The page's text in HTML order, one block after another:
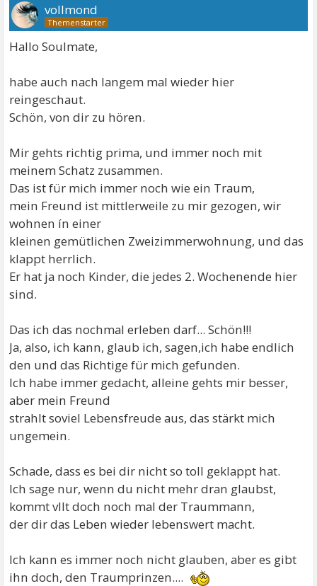
vollmond
Hallo Soulmate,
habe auch nach langem mal wieder hier
reingeschaut.
Schön, von dir zu hören.
Mir gehts richtig prima, und immer noch mit
meinem Schatz zusammen.
Das ist für mich immer noch wie ein Traum,
mein Freund ist mittlerweile zu mir gezogen, wir
wohnen ín einer
kleinen gemütlichen Zweizimmerwohnung, und das
klappt herrlich.
Er hat ja noch Kinder, die jedes 2. Wochenende hier
sind.
Das ich das nochmal erleben darf... Schön!!!
Ja, also, ich kann, glaub ich, sagen,ich habe endlich
den und das Richtige für mich gefunden.
Ich habe immer gedacht, alleine gehts mir besser,
aber mein Freund
strahlt soviel Lebensfreude aus, das stärkt mich
ungemein.
Schade, dass es bei dir nicht so toll geklappt hat.
Ich sage nur, wenn du nicht mehr dran glaubst,
kommt vllt doch noch mal der Traummann,
der dir das Leben wieder lebenswert macht.
Ich kann es immer noch nicht glauben, aber es gibt
ihn doch, den Traumprinzen....